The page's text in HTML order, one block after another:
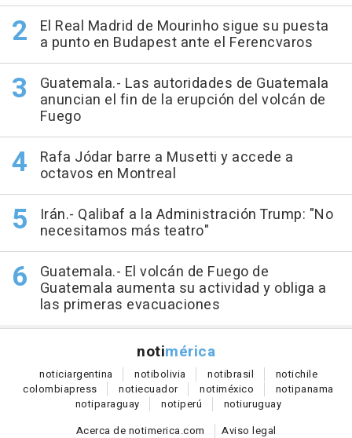
El Real Madrid de Mourinho sigue su puesta
a punto en Budapest ante el Ferencvaros
Guatemala.- Las autoridades de Guatemala
anuncian el fin de la erupción del volcán de
Fuego
Rafa Jódar barre a Musetti y accede a
octavos en Montreal
Irán.- Qalibaf a la Administración Trump: "No
necesitamos más teatro"
Guatemala.- El volcán de Fuego de
Guatemala aumenta su actividad y obliga a
las primeras evacuaciones
notimérica
noticiargentina notibolivia notibrasil notichile
colombiapress notiecuador notiméxico notipanama
notiparaguay notiperú notiuruguay
Acerca de notimerica.com
Aviso legal